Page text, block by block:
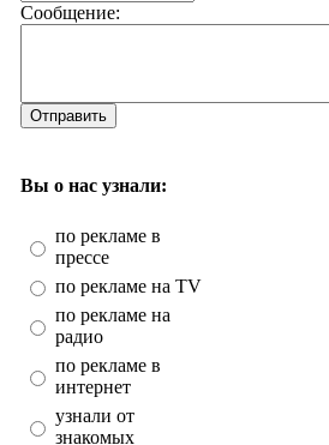
Сообщение:
Отправить
Вы о нас узнали:
по рекламе в
прессе
по рекламе на TV
по рекламе на
радио
по рекламе в
интернет
узнали от
знакомых